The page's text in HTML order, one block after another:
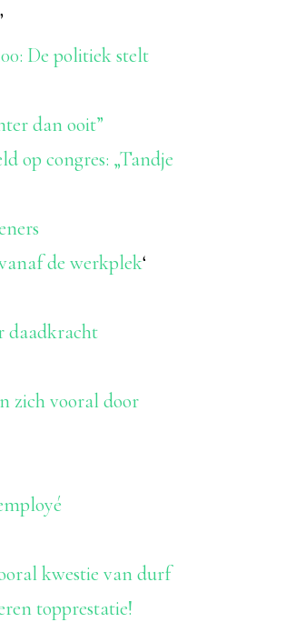
De politiek stelt
dan ooit”
op congres: „Tandje
de werkplek‘
daadkracht
zich vooral door
kwestie van durf
topprestatie!